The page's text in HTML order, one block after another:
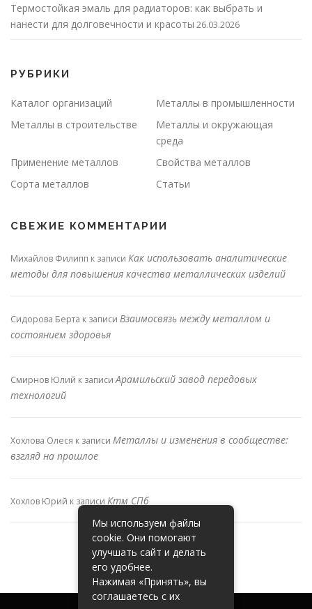
Термостойкая эмаль для радиаторов: как выбрать и
нанести для долговечности и красоты 26.03.2026
РУБРИКИ
Каталог организаций
Металлы в промышленности
Металлы в строительстве
Металлы и окружающая
среда
Применение металлов
Свойства металлов
Сорта металлов
Статьи
СВЕЖИЕ КОММЕНТАРИИ
Михайлов Филипп к записи Как использовать аналитические
методы для повышения качества металлических изделий
Сидорова Берта к записи Взаимосвязь между металлом и
состоянием здоровья
Смирнов Юлий к записиАрамильский завод передовых
технологий
Хохлова Олеся к записи Металлы и изменения в сообществе:
взгляд на прошлое
Хохлов Юрий к записи Ктм СПб
Мы используем файлы
cookie. Они помогают
улучшать сайт и делать
его удобнее.
Нажимая «Принять», вы
соглашаетесь с их